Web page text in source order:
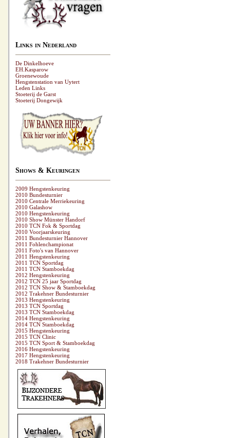
Links in Nederland
De Dinkelhoeve
EH.Kasparow
Groenewoude
Hengstenstation van Uytert
Leden Links
Stoeterij de Garst
Stoeterij Dongewijk
Shows & Keuringen
2009 Hengstenkeuring
2010 Bundesturnier
2010 Centrale Merriekeuring
2010 Galashow
2010 Hengstenkeuring
2010 Show Münster Handorf
2010 TCN Fok & Sportdag
2010 Voorjaarskeuring
2011 Bundesturnier Hannover
2011 Fohlenchampionat
2011 Foto's van Hannover
2011 Hengstenkeuring
2011 TCN Sportdag
2011 TCN Stamboekdag
2012 Hengstenkeuring
2012 TCN 25 jaar Sportdag
2012 TCN Show & Stamboekdag
2012 Trakehner Bundesturnier
2013 Hengstenkeuring
2013 TCN Sportdag
2013 TCN Stamboekdag
2014 Hengstenkeuring
2014 TCN Stamboekdag
2015 Hengstenkeuring
2015 TCN Clinic
2015 TCN Sport & Stamboekdag
2016 Hengstenkeuring
2017 Hengstenkeuring
2018 Trakehner Bundesturnier